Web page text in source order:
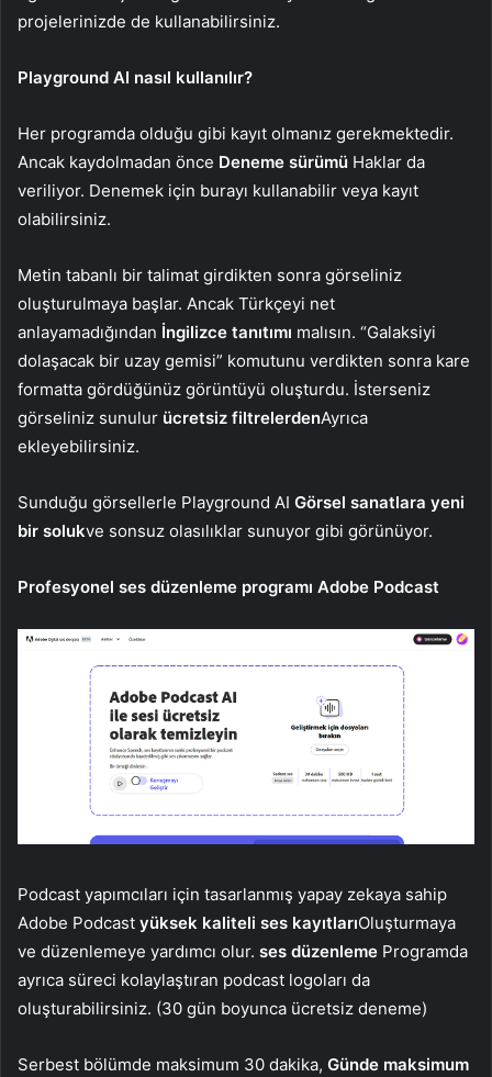
projelerinizde de kullanabilirsiniz.
Playground AI nasıl kullanılır?
Her programda olduğu gibi kayıt olmanız gerekmektedir.
Ancak kaydolmadan önce Deneme sürümü Haklar da
veriliyor. Denemek için burayı kullanabilir veya kayıt
olabilirsiniz.
Metin tabanlı bir talimat girdikten sonra görseliniz
oluşturulmaya başlar. Ancak Türkçeyi net
anlayamadığından İngilizce tanıtımı malısın. “Galaksiyi
dolaşacak bir uzay gemisi” komutunu verdikten sonra kare
formatta gördüğünüz görüntüyü oluşturdu. İsterseniz
görseliniz sunulur ücretsiz filtrelerdenAyrıca
ekleyebilirsiniz.
Sunduğu görsellerle Playground AI Görsel sanatlara yeni
bir solukve sonsuz olasılıklar sunuyor gibi görünüyor.
Profesyonel ses düzenleme programı Adobe Podcast
Podcast yapımcıları için tasarlanmış yapay zekaya sahip
Adobe Podcast yüksek kaliteli ses kayıtlarıOluşturmaya
ve düzenlemeye yardımcı olur. ses düzenleme Programda
ayrıca süreci kolaylaştıran podcast logoları da
oluşturabilirsiniz. (30 gün boyunca ücretsiz deneme)
Serbest bölümde maksimum 30 dakika, Günde maksimum